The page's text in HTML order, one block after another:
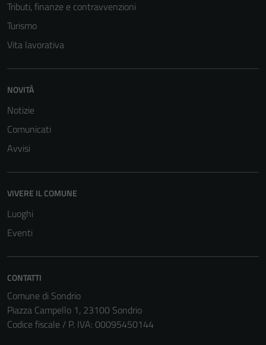
Tributi, finanze e contravvenzioni
Turismo
Vita lavorativa
NOVITÀ
Notizie
Comunicati
Avvisi
VIVERE IL COMUNE
Luoghi
Eventi
CONTATTI
Comune di Sondrio
Piazza Campello 1, 23100 Sondrio
Codice fiscale / P. IVA: 00095450144
Questi cookie
essere
personali.